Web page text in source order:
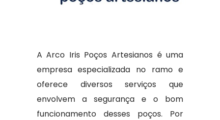
A Arco Iris Poços Artesianos é uma
empresa especializada no ramo e
oferece diversos serviços que
envolvem a segurança e o bom
funcionamento desses poços. Por